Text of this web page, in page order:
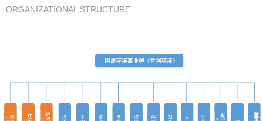
ORGANIZATIONAL STRUCTURE